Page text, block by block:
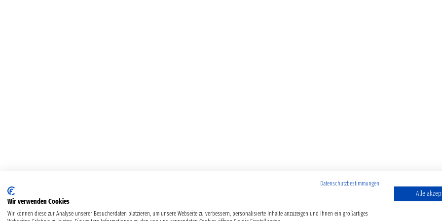
Datenschutzbestimmungen
Wir verwenden Cookies
Wir können diese zur Analyse unserer Besucherdaten platzieren, um unsere Webseite zu verbessern, personalisierte Inhalte anzuzeigen und Ihnen ein großartiges
Alle